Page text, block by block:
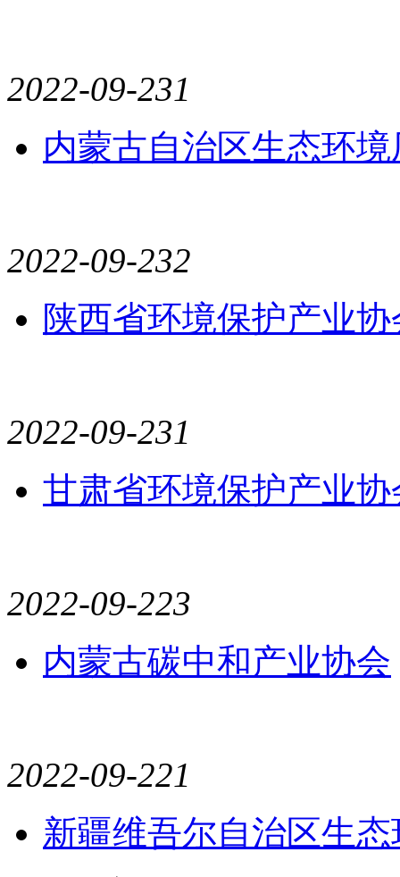
2022-09-231
内蒙古自治区生态环境
2022-09-232
陕西省环境保护产业协
2022-09-231
甘肃省环境保护产业协
2022-09-223
内蒙古碳中和产业协会
2022-09-221
新疆维吾尔自治区生